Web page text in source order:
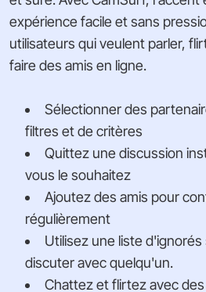
expérience facile et sans
utilisateurs qui veulent parler,
faire des amis en ligne.
Sélectionner des
filtres et de critères
Quittez une discussion
vous le souhaitez
Ajoutez des amis pour
régulièrement
Utilisez une liste
discuter avec quelqu'un.
Chattez et flirtez avec